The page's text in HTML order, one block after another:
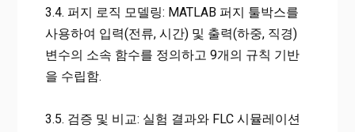
3.4. 퍼지 로직 모델링: MATLAB 퍼지 툴박스를
사용하여 입력(전류, 시간) 및 출력(하중, 직경)
변수의 소속 함수를 정의하고 9개의 규칙 기반
을 수립함.
3.5. 검증 및 비교: 실험 결과와 FLC 시뮬레이션